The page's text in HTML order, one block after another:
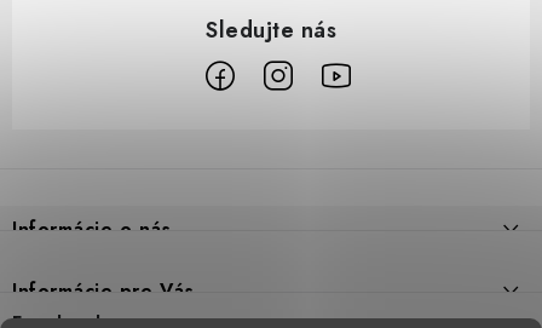
p
i
Informácie o nás
Prečo DUAL BP
Predajne
Informácie pre Vás